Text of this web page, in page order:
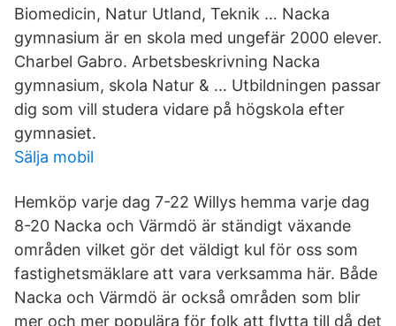
Biomedicin, Natur Utland, Teknik … Nacka
gymnasium är en skola med ungefär 2000 elever.
Charbel Gabro. Arbetsbeskrivning Nacka
gymnasium, skola Natur & … Utbildningen passar
dig som vill studera vidare på högskola efter
gymnasiet.
Sälja mobil
Hemköp varje dag 7-22 Willys hemma varje dag
8-20 Nacka och Värmdö är ständigt växande
områden vilket gör det väldigt kul för oss som
fastighetsmäklare att vara verksamma här. Både
Nacka och Värmdö är också områden som blir
mer och mer populära för folk att flytta till då det